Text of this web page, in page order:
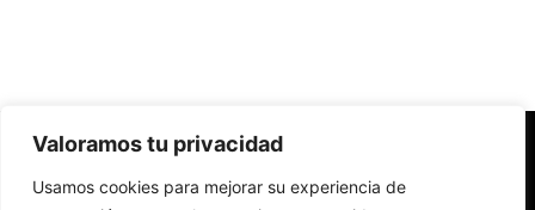
Valoramos tu privacidad
Usamos cookies para mejorar su experiencia de
Redes Cristianas
Una mirada alternativa sobre la Iglesia católica y la sociedad